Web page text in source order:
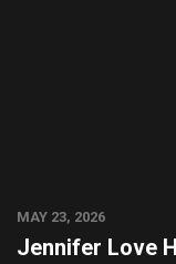
MAY 23, 2026
Jennifer Love